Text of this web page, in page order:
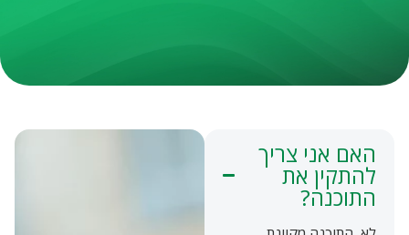
האם אני צריך
להתקין את
התוכנה?